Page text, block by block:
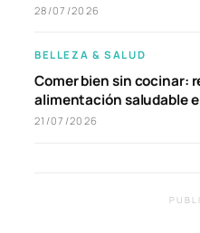
28/07/2026
BELLEZA & SALUD
Comer bien sin cocinar:
alimentación saludable
21/07/2026